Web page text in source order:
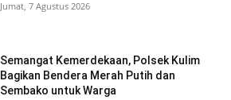
Jumat, 7 Agustus 2026
Semangat Kemerdekaan, Polsek Kulim
Bagikan Bendera Merah Putih dan
Sembako untuk Warga